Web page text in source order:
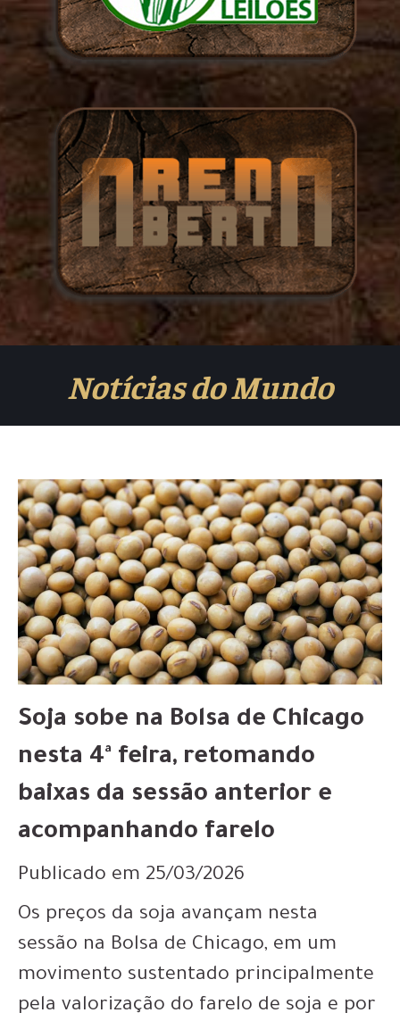
Notícias do Mundo
Soja sobe na Bolsa de Chicago
nesta 4ª feira, retomando
baixas da sessão anterior e
acompanhando farelo
Publicado em 25/03/2026
Os preços da soja avançam nesta
sessão na Bolsa de Chicago, em um
movimento sustentado principalmente
pela valorização do farelo de soja e por